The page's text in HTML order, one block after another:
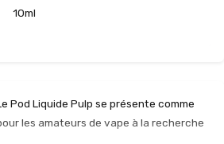
10ml
Pod Liquide Pulp se présente comme
les amateurs de vape à la recherche